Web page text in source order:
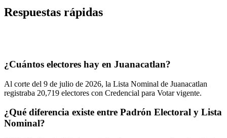
Respuestas rápidas
¿Cuántos electores hay en Juanacatlan?
Al corte del 9 de julio de 2026, la Lista Nominal de Juanacatlan
registraba 20,719 electores con Credencial para Votar vigente.
¿Qué diferencia existe entre Padrón Electoral y Lista
Nominal?